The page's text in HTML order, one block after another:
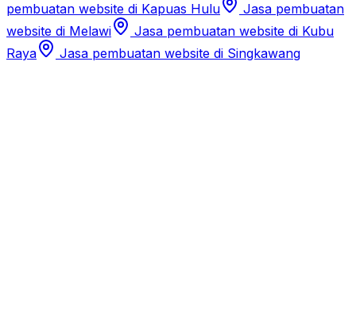
pembuatan website di Kapuas Hulu
Jasa pembuatan
website di Melawi Jasa pembuatan website di Kubu
Raya
Jasa pembuatan website di Singkawang